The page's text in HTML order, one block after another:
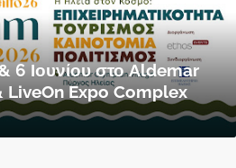
6 Ιουνίου στο Aldemar
Expo Complex